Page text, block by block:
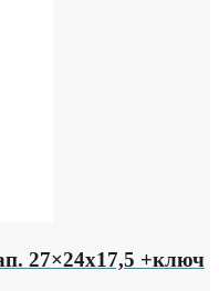
27×24х17,5 +ключ